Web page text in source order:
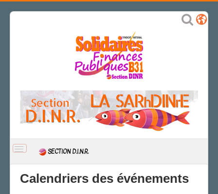
BASCULER
NAVIGATION
SECTION D.I.N.R.
Calendriers des événements